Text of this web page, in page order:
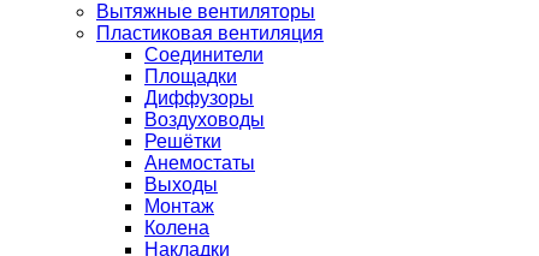
Вытяжные вентиляторы
Пластиковая вентиляция
Соединители
Площадки
Диффузоры
Воздуховоды
Решётки
Анемостаты
Выходы
Монтаж
Колена
Накладки